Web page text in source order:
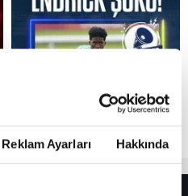
Reklam Ayarları Hakkında